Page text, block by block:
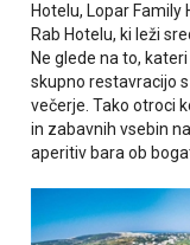
Hotelu, Lopar Family
Rab Hotelu, ki leži
Ne glede na to,
skupno restavracijo
večerje. Tako otroci
in zabavnih vsebin
aperitiv bara ob